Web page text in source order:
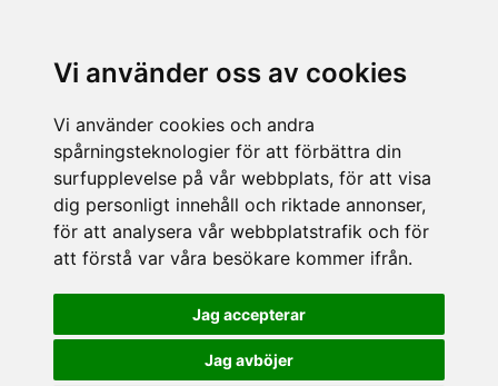
Vi använder oss av cookies
Vi använder cookies och andra
spårningsteknologier för att förbättra din
surfupplevelse på vår webbplats, för att visa
dig personligt innehåll och riktade annonser,
för att analysera vår webbplatstrafik och för
att förstå var våra besökare kommer ifrån.
Jag accepterar
Jag avböjer